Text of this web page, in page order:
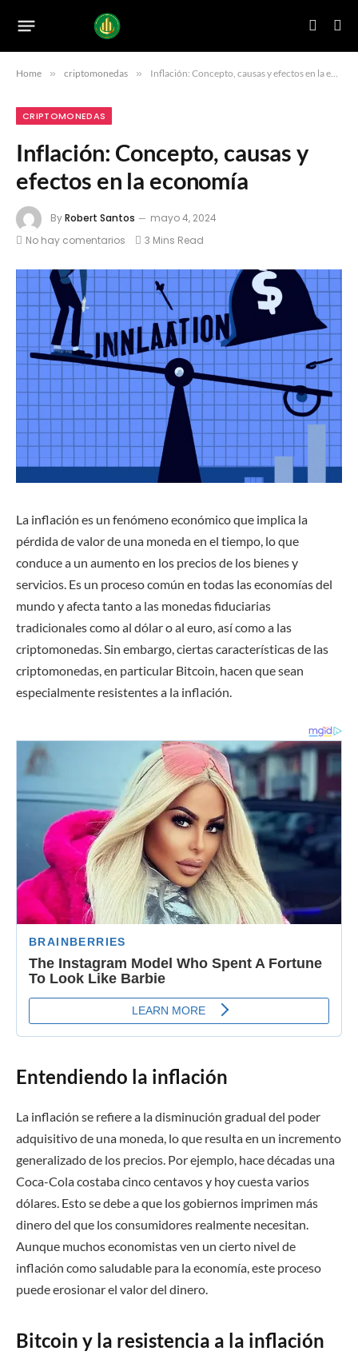
Home » criptomonedas » Inflación: Concepto, causas y efectos en la economía
CRIPTOMONEDAS
Inflación: Concepto, causas y
efectos en la economía
ByRobert Santos
mayo 4, 2024
No hay comentarios
3 Mins Read
La inflación es un fenómeno económico que implica la
pérdida de valor de una moneda en el tiempo, lo que
conduce a un aumento en los precios de los bienes y
servicios. Es un proceso común en todas las economías del
mundo y afecta tanto a las monedas fiduciarias
tradicionales como al dólar o al euro, así como a las
criptomonedas. Sin embargo, ciertas características de las
criptomonedas, en particular Bitcoin, hacen que sean
especialmente resistentes a la inflación.
Entendiendo la inflación
La inflación se refiere a la disminución gradual del poder
adquisitivo de una moneda, lo que resulta en un incremento
generalizado de los precios. Por ejemplo, hace décadas una
Coca-Cola costaba cinco centavos y hoy cuesta varios
dólares. Esto se debe a que los gobiernos imprimen más
dinero del que los consumidores realmente necesitan.
Aunque muchos economistas ven un cierto nivel de
inflación como saludable para la economía, este proceso
puede erosionar el valor del dinero.
Bitcoin y la resistencia a la inflación